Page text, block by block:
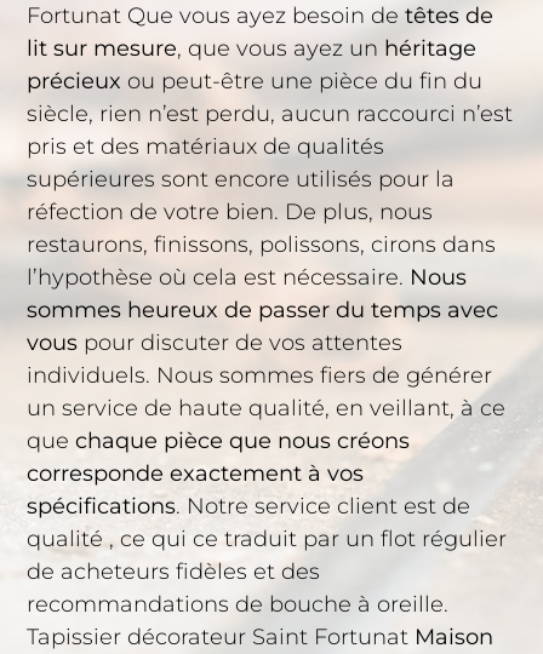
Fortunat Que vous ayez besoin detêtes de
lit sur mesure, que vous ayez un héritage
précieux ou peut-être une pièce du fin du
siècle, rien n’est perdu, aucun raccourci n’est
pris et des matériaux de qualités
supérieures sont encore utilisés pour la
réfection de votre bien. De plus, nous
restaurons, finissons, polissons, cirons dans
l’hypothèse où cela est nécessaire. Nous
sommes heureux de passer du temps avec
vous pour discuter de vos attentes
individuels. Nous sommes fiers de générer
un service de haute qualité, en veillant, à ce
quechaque pièce que nous créons
corresponde exactement à vos
spécifications. Notre service client est de
qualité , ce qui ce traduit par un flot régulier
de acheteurs fidèles et des
recommandations de bouche à oreille.
Tapissier décorateur Saint Fortunat Maison